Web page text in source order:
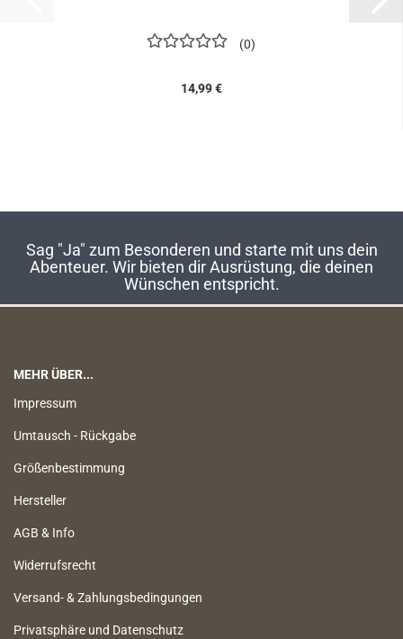
0
14,99 €
Sag "Ja" zum Besonderen und starte mit uns dein
Abenteuer. Wir bieten dir Ausrüstung, die deinen
Wünschen entspricht.
MEHR ÜBER...
Impressum
Umtausch - Rückgabe
Größenbestimmung
Hersteller
AGB & Info
Widerrufsrecht
Versand- & Zahlungsbedingungen
Privatsphäre und Datenschutz